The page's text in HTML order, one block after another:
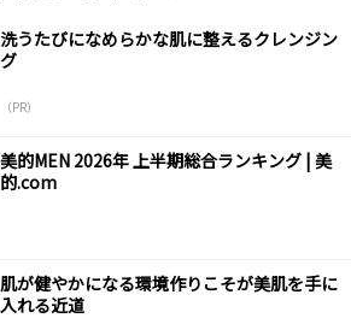
洗うたびになめらかな肌に整えるクレンジン
グ
（PR）
美的MEN 2026年 上半期総合ランキング | 美
的.com
肌が健やかになる環境作りこそが美肌を手に
入れる近道